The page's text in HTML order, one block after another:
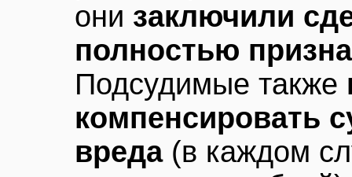
они заключили
полностью
Подсудимые также
компенсировать
вреда(в каждом